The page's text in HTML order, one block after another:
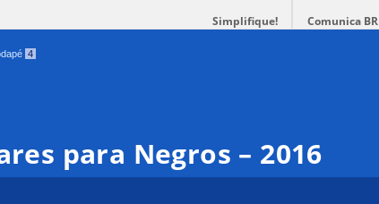
Simplifique! Comunica BR
4
para Negros – 2016